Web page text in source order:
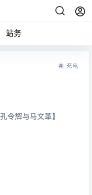
站务
充电
令辉与马文革】